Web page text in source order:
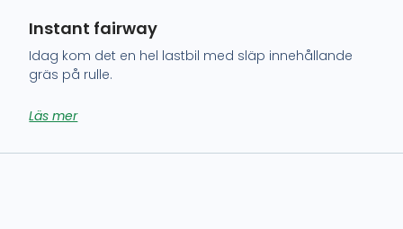
Instant fairway
Idag kom det en hel lastbil med släp innehållande
gräs på rulle.
Läs mer